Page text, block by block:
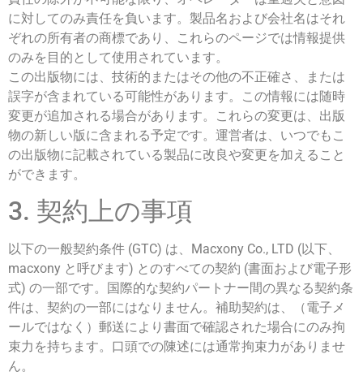
に対してのみ責任を負います。製品名および会社名はそれ
ぞれの所有者の商標であり、これらのページでは情報提供
のみを目的として使用されています。
この出版物には、技術的またはその他の不正確さ、または
誤字が含まれている可能性があります。この情報には随時
変更が追加される場合があります。これらの変更は、出版
物の新しい版に含まれる予定です。運営者は、いつでもこ
の出版物に記載されている製品に改良や変更を加えること
ができます。
3. 契約上の事項
以下の一般契約条件 (GTC) は、Macxony Co., LTD (以下、
macxony と呼びます) とのすべての契約 (書面および電子形
式) の一部です。国際的な契約パートナー間の異なる契約条
件は、契約の一部にはなりません。補助契約は、（電子メ
ールではなく）郵送により書面で確認された場合にのみ拘
束力を持ちます。口頭での陳述には通常拘束力がありませ
ん。